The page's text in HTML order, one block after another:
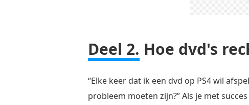
Deel 2. Hoe dvd's
“Elke keer dat ik een dvd op PS4 wil
probleem moeten zijn?” Als je met